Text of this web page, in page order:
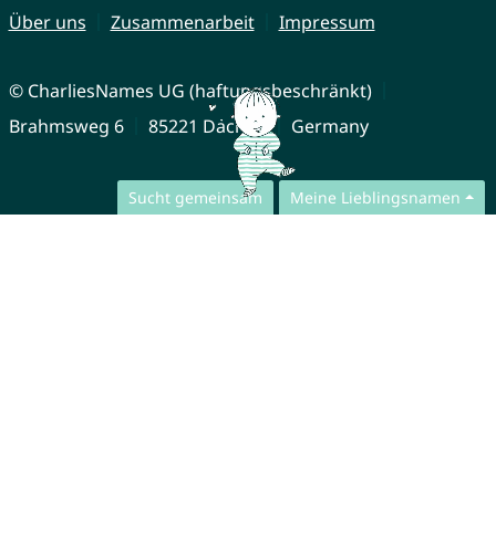
Sucht gemeinsam Meine Lieblingsnamen
Über uns
Zusammenarbeit Impressum
© CharliesNames UG (haftungsbeschränkt)
Brahmsweg 6
85221 Dachau Germany